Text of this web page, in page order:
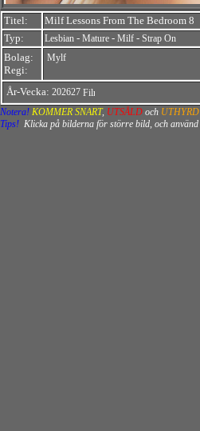
Titel:
Milf Lessons From The Bedroom 8
Typ:
Lesbian - Mature - Milf - Strap On
Bolag:
Regi:
Mylf
År-Vecka: 202627
Notera! KOMMER SNART, UTSÅLD och UTHYRD
Tips! Klicka på bilderna för större bild, och